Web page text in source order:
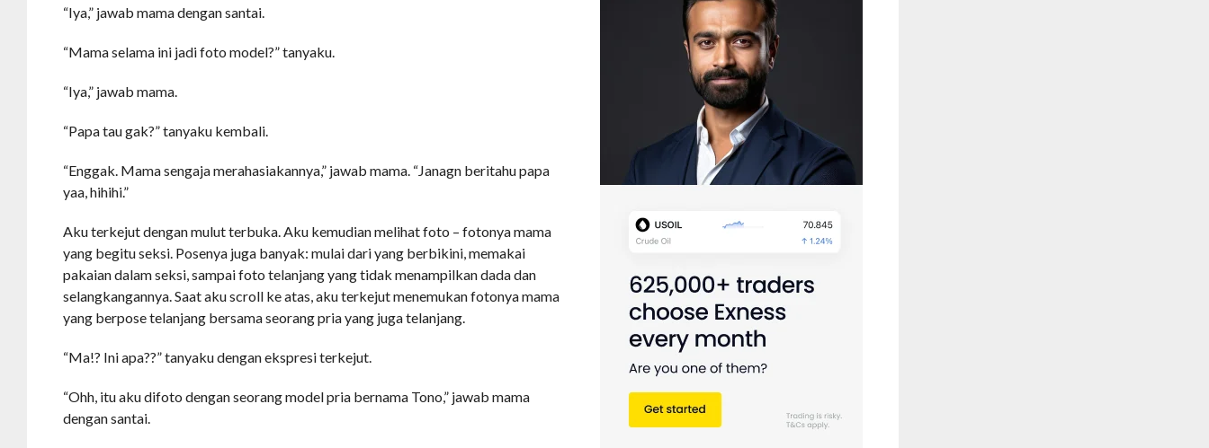
“Iya,” jawab mama dengan santai.
“Mama selama ini jadi foto model?” tanyaku.
“Iya,” jawab mama.
“Papa tau gak?” tanyaku kembali.
“Enggak. Mama sengaja merahasiakannya,” jawab mama. “Janagn beritahu papa
yaa, hihihi.”
Aku terkejut dengan mulut terbuka. Aku kemudian melihat foto – fotonya mama
yang begitu seksi. Posenya juga banyak: mulai dari yang berbikini, memakai
pakaian dalam seksi, sampai foto telanjang yang tidak menampilkan dada dan
selangkangannya. Saat aku scroll ke atas, aku terkejut menemukan fotonya mama
yang berpose telanjang bersama seorang pria yang juga telanjang.
“Ma!? Ini apa??” tanyaku dengan ekspresi terkejut.
“Ohh, itu aku difoto dengan seorang model pria bernama Tono,” jawab mama
dengan santai.